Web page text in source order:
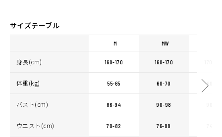
サイズテーブル
M MW
身長(cm) 160-170 160-170
体重(kg) 55-65 60-70 60-70
バスト(cm) 86-94 90-98
ウエスト(cm) 70-82 76-88